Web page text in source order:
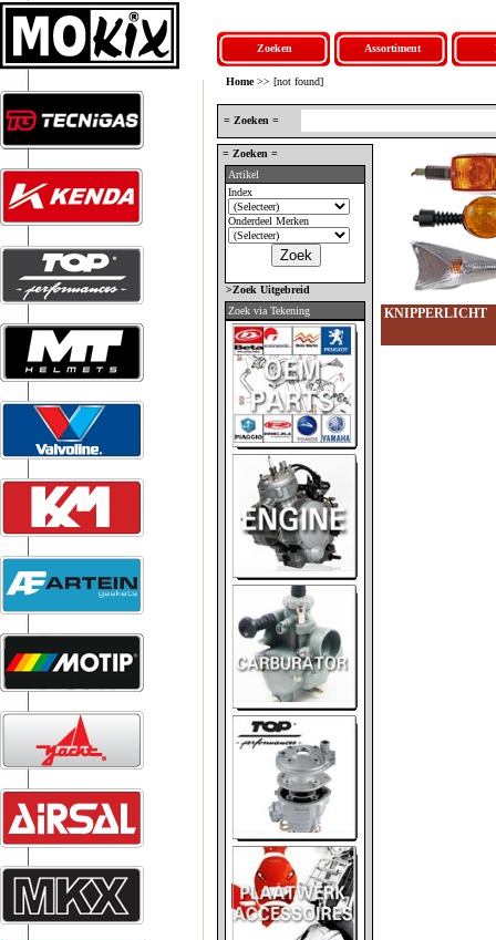
Zoeken Assortiment
Home>> [not found]
= Zoeken =
= Zoeken =
Artikel
Index
Onderdeel Merken
>Zoek Uitgebreid
Zoek via Tekening
KNIPPERLICHT